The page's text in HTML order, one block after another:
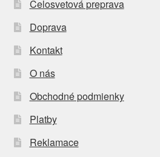
Celosvetová preprava
Doprava
Kontakt
O nás
Obchodné podmienky
Platby
Reklamace